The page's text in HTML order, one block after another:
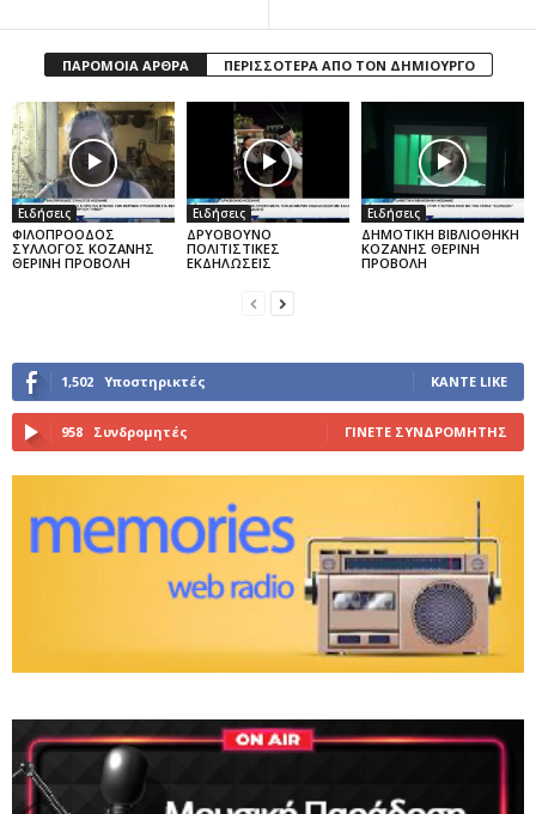
ΠΑΡΟΜΟΙΑ ΑΡΘΡΑ ΠΕΡΙΣΣΟΤΕΡΑ ΑΠΟ ΤΟΝ ΔΗΜΙΟΥΡΓΟ
Ειδήσεις
ΦΙΛΟΠΡΟΟΔΟΣ
ΣΥΛΛΟΓΟΣ ΚΟΖΑΝΗΣ
ΘΕΡΙΝΗ ΠΡΟΒΟΛΗ
Ειδήσεις
ΔΡΥΟΒΟΥΝΟ
ΠΟΛΙΤΙΣΤΙΚΕΣ
ΕΚΔΗΛΩΣΕΙΣ
Ειδήσεις
ΔΗΜΟΤΙΚΗ ΒΙΒΛΙΟΘΗΚΗ
ΚΟΖΑΝΗΣ ΘΕΡΙΝΗ
ΠΡΟΒΟΛΗ
1,502 Υποστηρικτές ΚΆΝΤΕ LIKE
958 Συνδρομητές ΓΊΝΕΤΕ ΣΥΝΔΡΟΜΗΤΉΣ